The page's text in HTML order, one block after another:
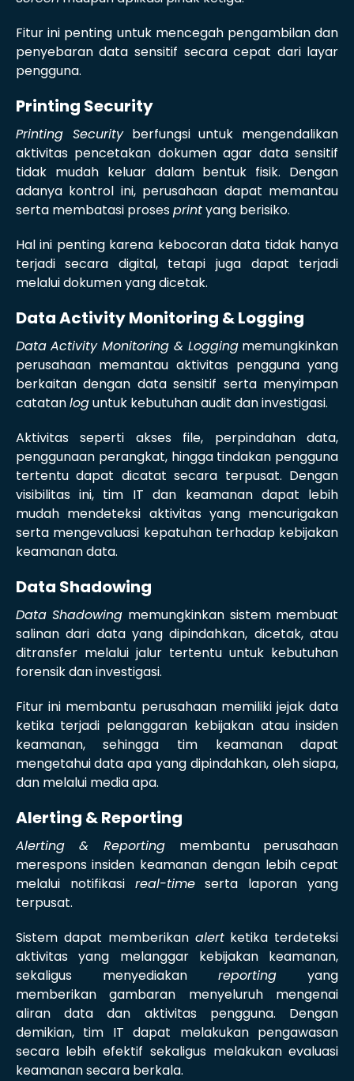
Fitur ini penting untuk mencegah pengambilan dan
penyebaran data sensitif secara cepat dari layar
pengguna.
Printing Security
Printing Securityberfungsi untuk mengendalikan
aktivitas pencetakan dokumen agar data sensitif
tidak mudah keluar dalam bentuk fisik. Dengan
adanya kontrol ini, perusahaan dapat memantau
serta membatasi prosesprintyang berisiko.
Hal ini penting karena kebocoran data tidak hanya
terjadi secara digital, tetapi juga dapat terjadi
melalui dokumen yang dicetak.
Data Activity Monitoring & Logging
Data Activity Monitoring & Loggingmemungkinkan
perusahaan memantau aktivitas pengguna yang
berkaitan dengan data sensitif serta menyimpan
catatanloguntuk kebutuhan audit dan investigasi.
Aktivitas seperti akses file, perpindahan data,
penggunaan perangkat, hingga tindakan pengguna
tertentu dapat dicatat secara terpusat. Dengan
visibilitas ini, tim IT dan keamanan dapat lebih
mudah mendeteksi aktivitas yang mencurigakan
serta mengevaluasi kepatuhan terhadap kebijakan
keamanan data.
Data Shadowing
Data Shadowing memungkinkan sistem membuat
salinan dari data yang dipindahkan, dicetak, atau
ditransfer melalui jalur tertentu untuk kebutuhan
forensik dan investigasi.
Fitur ini membantu perusahaan memiliki jejak data
ketika terjadi pelanggaran kebijakan atau insiden
keamanan, sehingga tim keamanan dapat
mengetahui data apa yang dipindahkan, oleh siapa,
dan melalui media apa.
Alerting & Reporting
Alerting & Reporting membantu perusahaan
merespons insiden keamanan dengan lebih cepat
melalui notifikasi real-timeserta laporan yang
terpusat.
Sistem dapat memberikan alertketika terdeteksi
aktivitas yang melanggar kebijakan keamanan,
sekaligus menyediakanreporting yang
memberikan gambaran menyeluruh mengenai
aliran data dan aktivitas pengguna. Dengan
demikian, tim IT dapat melakukan pengawasan
secara lebih efektif sekaligus melakukan evaluasi
keamanan secara berkala.